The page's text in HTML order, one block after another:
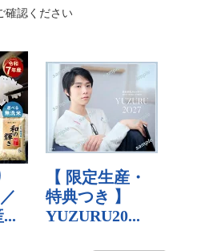
確認ください